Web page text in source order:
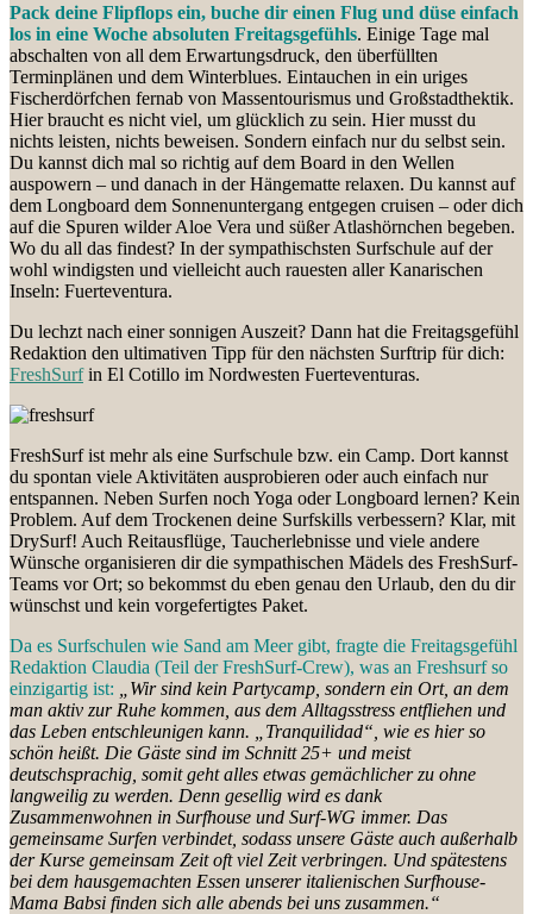
Pack deine Flipflops ein, buche dir einen Flug und düse einfach
los in eine Woche absoluten Freitagsgefühls. Einige Tage mal
abschalten von all dem Erwartungsdruck, den überfüllten
Terminplänen und dem Winterblues. Eintauchen in ein uriges
Fischerdörfchen fernab von Massentourismus und Großstadthektik.
Hier braucht es nicht viel, um glücklich zu sein. Hier musst du
nichts leisten, nichts beweisen. Sondern einfach nur du selbst sein.
Du kannst dich mal so richtig auf dem Board in den Wellen
auspowern – und danach in der Hängematte relaxen. Du kannst auf
dem Longboard dem Sonnenuntergang entgegen cruisen – oder dich
auf die Spuren wilder Aloe Vera und süßer Atlashörnchen begeben.
Wo du all das findest? In der sympathischsten Surfschule auf der
wohl windigsten und vielleicht auch rauesten aller Kanarischen
Inseln: Fuerteventura.
Du lechzt nach einer sonnigen Auszeit? Dann hat die Freitagsgefühl
Redaktion den ultimativen Tipp für den nächsten Surftrip für dich:
FreshSurfin El Cotillo im Nordwesten Fuerteventuras.
FreshSurf ist mehr als eine Surfschule bzw. ein Camp. Dort kannst
du spontan viele Aktivitäten ausprobieren oder auch einfach nur
entspannen. Neben Surfen noch Yoga oder Longboard lernen? Kein
Problem. Auf dem Trockenen deine Surfskills verbessern? Klar, mit
DrySurf! Auch Reitausflüge, Taucherlebnisse und viele andere
Wünsche organisieren dir die sympathischen Mädels des FreshSurf-
Teams vor Ort; so bekommst du eben genau den Urlaub, den du dir
wünschst und kein vorgefertigtes Paket.
Da es Surfschulen wie Sand am Meer gibt, fragte die Freitagsgefühl
Redaktion Claudia (Teil der FreshSurf-Crew), was an Freshsurf so
einzigartig ist:
„Wir sind kein Partycamp, sondern ein Ort, an dem
man aktiv zur Ruhe kommen, aus dem Alltagsstress entfliehen und
das Leben entschleunigen kann. „Tranquilidad“, wie es hier so
schön heißt. Die Gäste sind im Schnitt 25+ und meist
deutschsprachig, somit geht alles etwas gemächlicher zu ohne
langweilig zu werden. Denn gesellig wird es dank
Zusammenwohnen in Surfhouse und Surf-WG immer. Das
gemeinsame Surfen verbindet, sodass unsere Gäste auch außerhalb
der Kurse gemeinsam Zeit oft viel Zeit verbringen. Und spätestens
bei dem hausgemachten Essen unserer italienischen Surfhouse-
Mama Babsi finden sich alle abends bei uns zusammen.“